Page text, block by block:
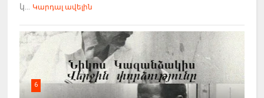
կ...
Կարդալ ավելին
6